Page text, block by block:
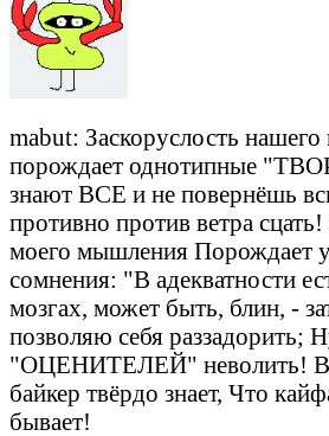
mabut: Заскоруслость
порождает однотипные
знают ВСЕ и не повернёшь
противно против ветра
моего мышления Порождает
сомнения: "В адекватности
мозгах, может быть, блин, -
позволяю себя раззадорить;
"ОЦЕНИТЕЛЕЙ" неволить!
байкер твёрдо знает, Что
бывает!